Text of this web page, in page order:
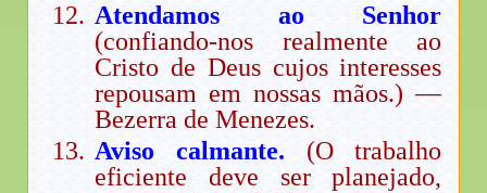
Atendamos ao Senhor
(confiando-nos realmente ao
Cristo de Deus cujos interesses
repousam em nossas mãos.) —
Bezerra de Menezes.
Aviso calmante. (O trabalho
eficiente deve ser planejado,